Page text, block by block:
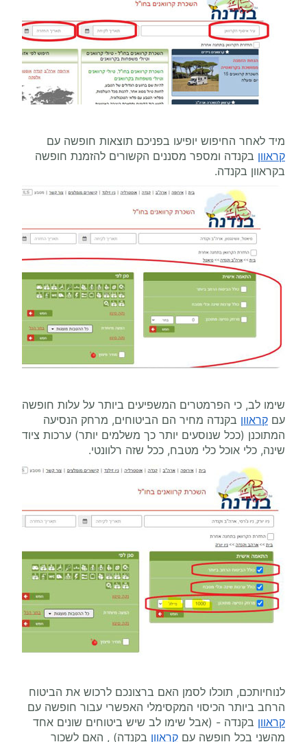
מיד לאחר החיפוש יופיעו בפניכם תוצאות חופשה עם
קראוון בקנדה ומספר מסננים הקשורים להזמנת חופשה
בקראוון בקנדה.
שימו לב, כי הפרמטרים המשפיעים ביותר על עלות חופשה
עם קראוון בקנדה מחיר הם הביטוחים, מרחק הנסיעה
המתוכנן (ככל שנוסעים יותר כך משלמים יותר) ערכות ציוד
שינה, כלי אוכל כלי מטבח, ככל שזה רלוונטי.
לנוחיותכם, תוכלו לסמן האם ברצונכם לרכוש את הביטוח
הרחב ביותר הכיסוי המקסימלי האפשרי עבור חופשה עם
קראוון בקנדה - (אבל שימו לב שיש ביטוחים שונים אחד
מהשני בכל חופשה עם קראוון בקנדה) , האם לשכור